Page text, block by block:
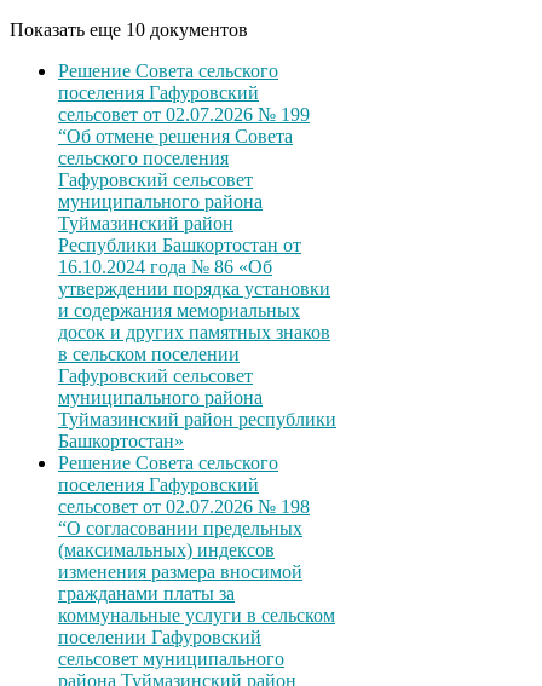
Показать еще 10 документов
Решение Совета сельского
поселения Гафуровский
сельсовет от 02.07.2026 № 199
“Об отмене решения Совета
сельского поселения
Гафуровский сельсовет
муниципального района
Туймазинский район
Республики Башкортостан от
16.10.2024 года № 86 «Об
утверждении порядка установки
и содержания мемориальных
досок и других памятных знаков
в сельском поселении
Гафуровский сельсовет
муниципального района
Туймазинский район республики
Башкортостан»
Решение Совета сельского
поселения Гафуровский
сельсовет от 02.07.2026 № 198
“О согласовании предельных
(максимальных) индексов
изменения размера вносимой
гражданами платы за
коммунальные услуги в сельском
поселении Гафуровский
сельсовет муниципального
района Туймазинский район